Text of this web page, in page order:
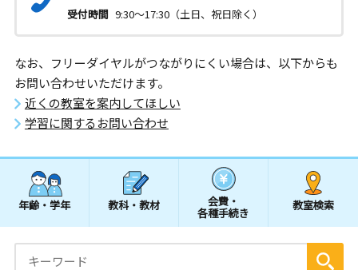
受付時間 9:30～17:30（土日、祝日除く）
なお、フリーダイヤルがつながりにくい場合は、以下からも
お問い合わせいただけます。
近くの教室を案内してほしい
学習に関するお問い合わせ
年齢・学年 教科・教材 会費・
各種手続き
教室検索